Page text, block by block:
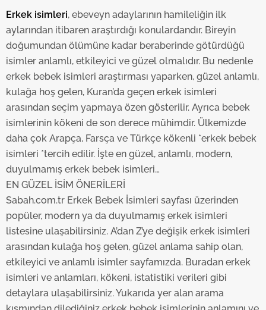
6698 sayılı Kişisel Verilerin Korunması Kanunu uyarınca
hazırlanmış Aydınlatma Metnimizi okumak ve sitemizde
ilgili mevzuata uygun olarak kullanılan çerezlerle ilgili bilgi
almak için lütfentıklayınız.
Erkek isimleri, ebeveyn adaylarının hamileliğin ilk
aylarından itibaren araştırdığı konulardandır. Bireyin
doğumundan ölümüne kadar beraberinde götürdüğü
isimler anlamlı, etkileyici ve güzel olmalıdır. Bu nedenle
erkek bebek isimleri araştırması yaparken, güzel anlamlı,
kulağa hoş gelen, Kuran’da geçen erkek isimleri
arasından seçim yapmaya özen gösterilir. Ayrıca bebek
isimlerinin kökeni de son derece mühimdir. Ülkemizde
daha çok Arapça, Farsça ve Türkçe kökenli *erkek bebek
isimleri *tercih edilir. İşte en güzel, anlamlı, modern,
duyulmamış erkek bebek isimleri…
EN GÜZEL İSİM ÖNERİLERİ
Sabah.com.tr Erkek Bebek İsimleri sayfası üzerinden
popüler, modern ya da duyulmamış erkek isimleri
listesine ulaşabilirsiniz. A’dan Z’ye değişik erkek isimleri
arasından kulağa hoş gelen, güzel anlama sahip olan,
etkileyici ve anlamlı isimler sayfamızda. Buradan erkek
isimleri ve anlamları, kökeni, istatistiki verileri gibi
detaylara ulaşabilirsiniz. Yukarıda yer alan arama